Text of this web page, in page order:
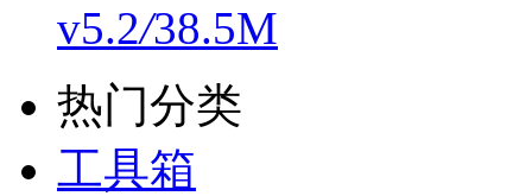
v5.2/38.5M
热门分类
工具箱